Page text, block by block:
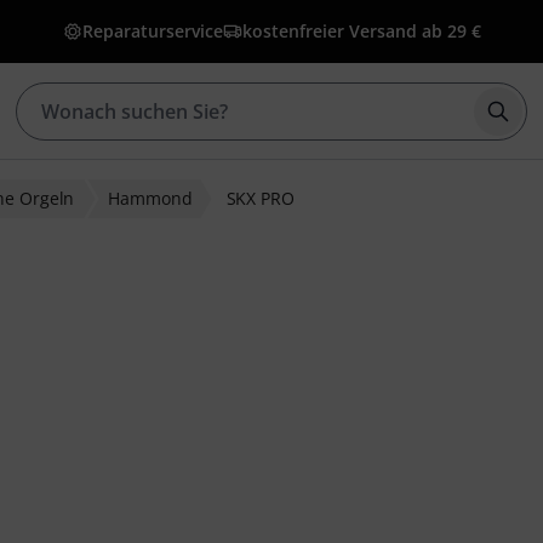
Reparaturservice kostenfreier Versand ab 29 €
Orgeln Hammond SKX PRO